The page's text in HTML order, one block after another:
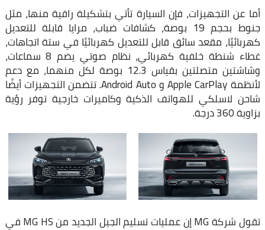
أما عن التجهيزات، فإن السيارة تأتي بتشكيلة راقية منها، مثل
جنوط بحجم 19 بوصة، كشافات ضباب، مرايا قابلة للتعديل
كهربائيًا، مقعد سائق قابل للتعديل كهربائيًا في ستة اتجاهات،
غطاء شنطة خلفية كهربائي، نظام صوتي يضم 8 سماعات،
وشاشتين متصلتين بقياس 12.3 بوصة لكل منهما، مع دعم
لأنظمة Apple CarPlay و Android Auto. تتضمن التجهيزات أيضًا
شاحن لاسلكي للهواتف الذكية وكاميرات خارجية توفر رؤية
بزاوية 360 درجة.
تقول شركة MG إن عمليات تسليم الجيل الجديد من MG HS في